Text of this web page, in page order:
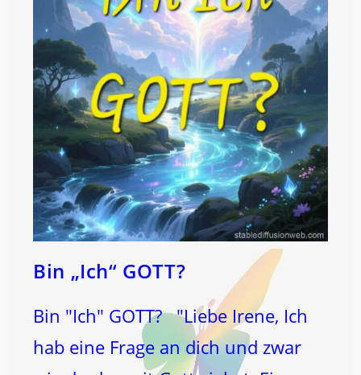
Bin „Ich“ GOTT?
Bin "Ich" GOTT? "Liebe Irene, Ich
hab eine Frage an dich und zwar